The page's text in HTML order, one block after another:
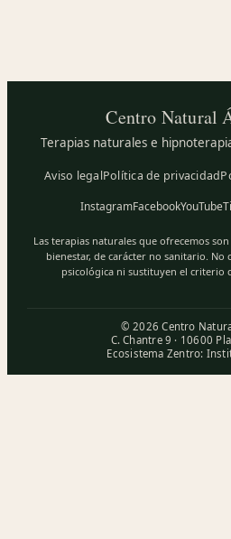
Centro Natural
Terapias naturales e
Aviso legalPolítica de privacidad
InstagramFacebookYouTube
Las terapias naturales que ofrecemos
bienestar, de carácter no sanitario.
psicológica ni sustituyen el criterio
© 2026 Centro
C. Chantre 9 · 10600
Ecosistema Zentro: